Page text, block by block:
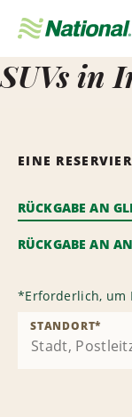
überspringen
SUVs in
EINE
RÜCKGABE AN
RÜCKGABE AN
*Erforderlich, um
STANDORT*